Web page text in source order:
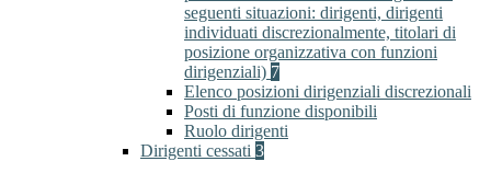
seguenti situazioni: dirigenti, dirigenti
individuati discrezionalmente, titolari di
posizione organizzativa con funzioni
dirigenziali) 7
Elenco posizioni dirigenziali discrezionali
Posti di funzione disponibili
Ruolo dirigenti
Dirigenti cessati 3